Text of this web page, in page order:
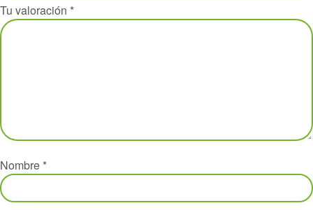
Tu valoración *
Nombre *